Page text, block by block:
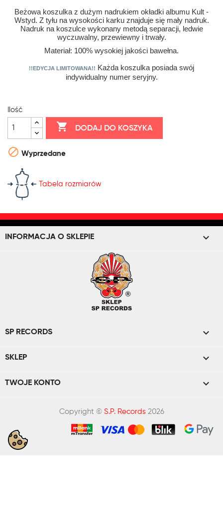
Beżowa koszulka z dużym nadrukiem okładki albumu Kult -
Wstyd. Z tyłu na wysokości karku znajduje się mały nadruk.
Nadruk na koszulce wykonany metodą separacji, ledwie
wyczuwalny, przewiewny i trwały.
Materiał: 100% wysokiej jakości bawełna.
!!EDYCJA LIMITOWANA!! Każda koszulka posiada swój
indywidualny numer seryjny.
Ilość
 DODAJ DO KOSZYKA
 Wyprzedane
Tabela rozmiarów
INFORMACJA O SKLEPIE keyboard_arrow_down
SP RECORDS 
SKLEP 
TWOJE KONTO 
Copyright © S.P. Records2026